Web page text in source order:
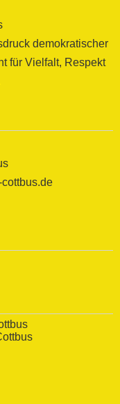
demokratischer
für Vielfalt, Respekt